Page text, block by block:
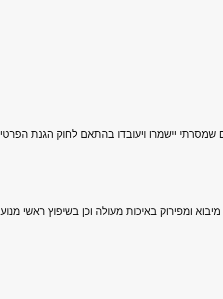
ויעובדו בהתאם לחוק הגנת הפרטיות, התשמ"א–1981 (כולל
ומפירוק באיכות מעולה וכן בשיפוץ ראשי